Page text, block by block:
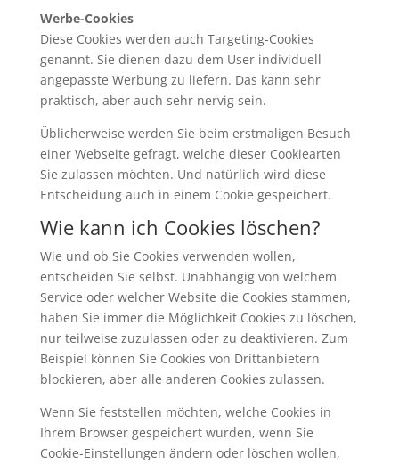
Werbe-Cookies
Diese Cookies werden auch Targeting-Cookies
genannt. Sie dienen dazu dem User individuell
angepasste Werbung zu liefern. Das kann sehr
praktisch, aber auch sehr nervig sein.
Üblicherweise werden Sie beim erstmaligen Besuch
einer Webseite gefragt, welche dieser Cookiearten
Sie zulassen möchten. Und natürlich wird diese
Entscheidung auch in einem Cookie gespeichert.
Wie kann ich Cookies löschen?
Wie und ob Sie Cookies verwenden wollen,
entscheiden Sie selbst. Unabhängig von welchem
Service oder welcher Website die Cookies stammen,
haben Sie immer die Möglichkeit Cookies zu löschen,
nur teilweise zuzulassen oder zu deaktivieren. Zum
Beispiel können Sie Cookies von Drittanbietern
blockieren, aber alle anderen Cookies zulassen.
Wenn Sie feststellen möchten, welche Cookies in
Ihrem Browser gespeichert wurden, wenn Sie
Cookie-Einstellungen ändern oder löschen wollen,